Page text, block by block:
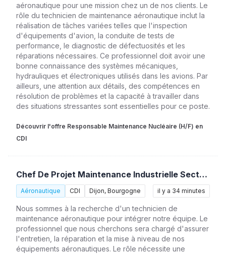
aéronautique pour une mission chez un de nos clients. Le
rôle du technicien de maintenance aéronautique inclut la
réalisation de tâches variées telles que l'inspection
d'équipements d'avion, la conduite de tests de
performance, le diagnostic de défectuosités et les
réparations nécessaires. Ce professionnel doit avoir une
bonne connaissance des systèmes mécaniques,
hydrauliques et électroniques utilisés dans les avions. Par
ailleurs, une attention aux détails, des compétences en
résolution de problèmes et la capacité à travailler dans
des situations stressantes sont essentielles pour ce poste.
Découvrir l'offre Responsable Maintenance Nucléaire (H/F) en
CDI
Chef De Projet Maintenance Industrielle Secteur Nucléaire (H/F)
Aéronautique CDI Dijon, Bourgogne il y a 34 minutes
Nous sommes à la recherche d'un technicien de
maintenance aéronautique pour intégrer notre équipe. Le
professionnel que nous cherchons sera chargé d'assurer
l'entretien, la réparation et la mise à niveau de nos
équipements aéronautiques. Le rôle nécessite une